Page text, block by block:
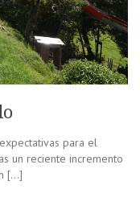
para el
un reciente incremento
[…]